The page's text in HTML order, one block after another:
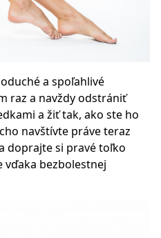
a spoľahlivé
raz a navždy odstrániť
a žiť tak, ako ste ho
navštívte práve teraz
doprajte si pravé toľko
vďaka bezbolestnej